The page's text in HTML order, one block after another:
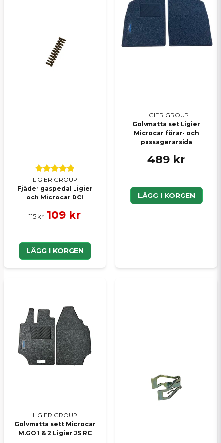
LIGIER GROUP
Fjäder gaspedal Ligier
och Microcar DCI
115 kr 109 kr
LÄGG I KORGEN
LIGIER GROUP
Golvmatta set Ligier
Microcar förar- och
passagerarsida
489 kr
LÄGG I KORGEN
LIGIER GROUP
Golvmatta sett Microcar
M.GO 1 & 2 Ligier JS RC